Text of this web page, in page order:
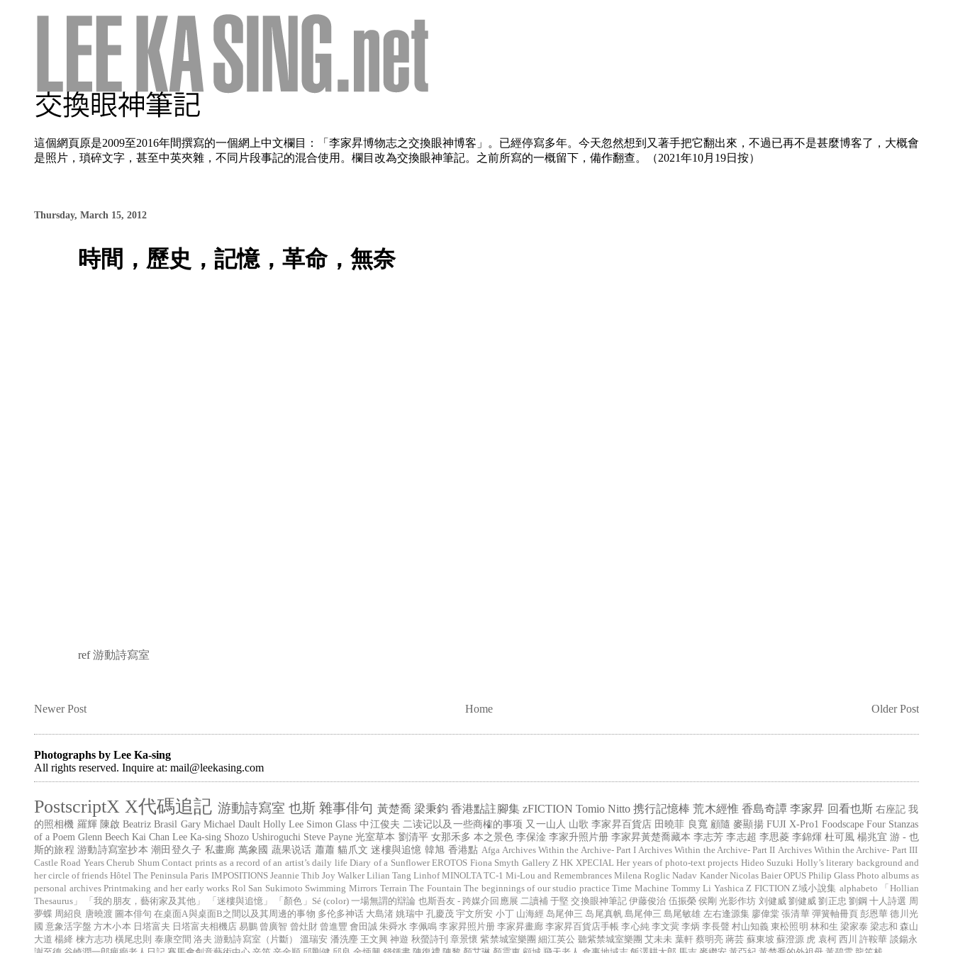
這個網頁原是2009至2016年間撰寫的一個網上中文欄目：「李家昇博物志之交換眼神博客」。已經停寫多年。今天忽然想到又著手把它翻出來，不過已再不是甚麼博客了，大概會
是照片，瑣碎文字，甚至中英夾雜，不同片段事記的混合使用。欄目改為交換眼神筆記。之前所寫的一概留下，備作翻查。（2021年10月19日按）
Thursday, March 15, 2012
時間，歷史，記憶，革命，無奈
ref游動詩寫室
Newer Post Older Post
Home
Photographs by Lee Ka-sing
All rights reserved. Inquire at: mail@leekasing.com
PostscriptX X代碼追記 游動詩寫室 也斯 雜事俳句 黃楚喬 梁秉鈞 香港點註腳集 zFICTION Tomio Nitto 携行記憶棒 荒木經惟 香島奇譚 李家昇 回看也斯 右座記 我
的照相機 羅輝 陳啟 Beatriz Brasil Gary Michael Dault Holly Lee Simon Glass 中江俊夫 二读记以及一些商榷的事项 又一山人 山歌 李家昇百貨店 田曉菲 良寬 顧隨 麥顯揚 FUJI X-Pro1 Foodscape Four Stanzas
of a Poem Glenn Beech Kai Chan Lee Ka-sing Shozo Ushiroguchi Steve Payne 光室草本 劉清平 女那禾多 本之景色 李保淦 李家升照片册 李家昇黃楚喬藏本 李志芳 李志超 李思菱 李錦煇 杜可風 楊兆宜 游 - 也
斯的旅程 游動詩寫室抄本 潮田登久子 私畫廊 萬象國 蔬果说话 蕭蕭 貓爪文 迷樓與追憶 韓旭 香港點 Afga Archives Within the Archive- Part I Archives Within the Archive- Part II Archives Within the Archive- Part III
Castle Road Years Cherub Shum Contact prints as a record of an artist’s daily life Diary of a Sunflower EROTOS Fiona Smyth Gallery Z HK XPECIAL Her years of photo-text projects Hideo Suzuki Holly’s literary background and
her circle of friends Hôtel The Peninsula Paris IMPOSITIONS Jeannie Thib Joy Walker Lilian Tang Linhof MINOLTA TC-1 Mi-Lou and Remembrances Milena Roglic Nadav Kander Nicolas Baier OPUS Philip Glass Photo albums as
personal archives Printmaking and her early works Rol San Sukimoto Swimming Mirrors Terrain The Fountain The beginnings of our studio practice Time Machine Tommy Li Yashica Z FICTION Z域小說集 alphabeto
「Hollian
Thesaurus」
「我的朋友，藝術家及其他」 「迷樓與追憶」 「顏色」Sé (color) 一場無謂的辯論 也斯吾友 - 跨媒介回應展 二讀補 于堅 交換眼神筆記 伊藤俊治 伍振榮 侯剛 光影作坊 刘健威 劉健威 劉正忠 劉鋼 十人詩選 周
夢蝶 周紹良 唐曉渡 圖本俳句 在桌面A與桌面B之間以及其周邊的事物 多伦多神话 大島渚 姚瑞中 孔慶茂 宇文所安 小丁 山海經 岛尾伸三 岛尾真帆 島尾伸三 島尾敏雄 左右逢源集 廖偉棠 張清華 彈簧軸冊頁 彭恩華 德川光
國 意象活字盤 方木小本 日塔富夫 日塔富夫相機店 易鵬 曾廣智 曾灶財 曾進豐 會田誠 朱舜水 李佩鳴 李家昇照片册 李家昇畫廊 李家昇百貨店手帳 李心純 李文蓂 李炳 李長聲 村山知義 東松照明 林和生 梁家泰 梁志和 森山
大道 楊絳 楝方志功 橫尾忠則 泰康空間 洛夫 游動詩寫室（片斷） 溫瑞安 潘洗麈 王文興 神遊 秋螢詩刊 章景懷 紫禁城室樂團 細江英公 聽紫禁城室樂團 艾未未 葉軒 蔡明亮 蔣芸 蘇東坡 蘇澄源 虎 袁柯 西川 許鞍華 談鍚永